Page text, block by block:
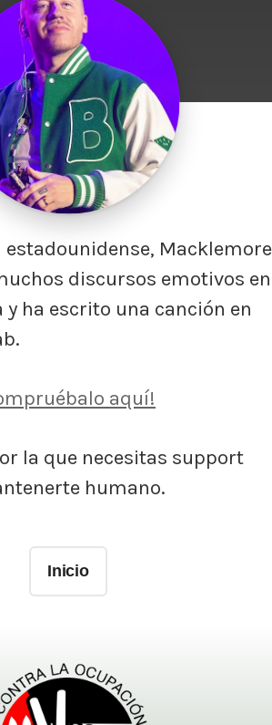
discursos emotivos en
y ha escrito una canción en
aquí!
la que necesitas support
humano.
Inicio